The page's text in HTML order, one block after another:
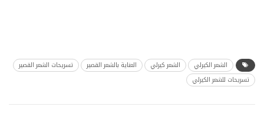
الشعر الكيرلي الشعر كيرلي العناية بالشعر القصير
تسريحات الشعر القصير
تسريحات للشعر الكيرلي